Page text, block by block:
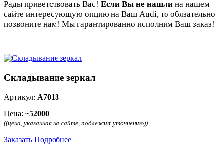
Рады приветствовать Вас! Если Вы не нашли на нашем
сайте интересующую опцию на Ваш Audi, то обязательно
позвоните нам! Мы гарантированно исполним Ваш заказ!
Складывание зеркал
Артикул: А7018
Цена: ~52000
((цена, указанная на сайте, подлежит уточнению))
Заказать Подробнее